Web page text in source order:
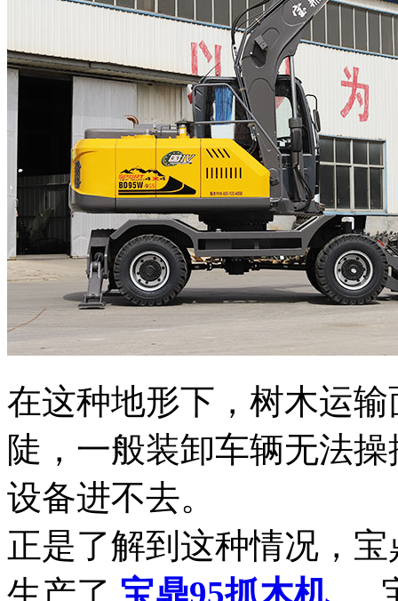
在这种地形下，树木运
陡，一般装卸车辆无法
设备进不去。
正是了解到这种情况，
生产了 宝鼎95抓木机